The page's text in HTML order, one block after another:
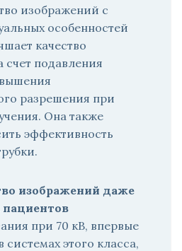
изображений с
особенностей
качество
подавления
разрешения при
Она также
эффективность
изображений даже
при 70 кВ, впервые
этого класса,